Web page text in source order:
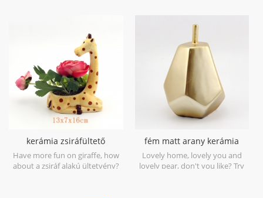
kerámia zsiráfültető
selyemvirágokkal
Have more fun on giraffe, how
about a zsiráf alakú ültetvény?
fém matt arany kerámia
körte ajándék ajándék
Lovely home, lovely you and
lovely pear, don't you like? Try